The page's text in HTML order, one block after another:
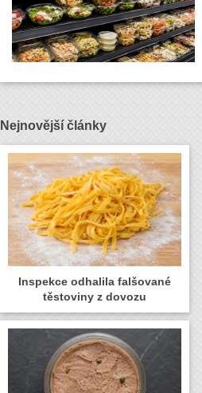
Nejnovější články
Inspekce odhalila falšované
těstoviny z dovozu